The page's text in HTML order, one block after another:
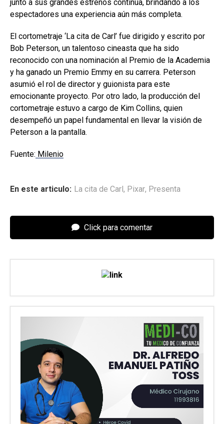
junto a sus grandes estrenos continúa, brindando a los
espectadores una experiencia aún más completa.
El cortometraje ‘La cita de Carl’ fue dirigido y escrito por
Bob Peterson, un talentoso cineasta que ha sido
reconocido con una nominación al Premio de la Academia
y ha ganado un Premio Emmy en su carrera. Peterson
asumió el rol de director y guionista para este
emocionante proyecto. Por otro lado, la producción del
cortometraje estuvo a cargo de Kim Collins, quien
desempeñó un papel fundamental en llevar la visión de
Peterson a la pantalla.
Fuente: Milenio
En este articulo: La cita de Carl , Pixar, Presenta
Click para comentar